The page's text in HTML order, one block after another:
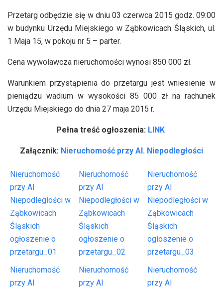
Przetarg odbędzie się w dniu 03 czerwca 2015 godz. 09:00
w budynku Urzędu Miejskiego w Ząbkowicach Śląskich, ul.
1 Maja 15, w pokoju nr 5 – parter.
Cena wywoławcza nieruchomości wynosi 850 000 zł.
Warunkiem przystąpienia do przetargu jest wniesienie w
pieniądzu wadium w wysokości 85 000 zł na rachunek
Urzędu Miejskiego do dnia 27 maja 2015 r.
Pełna treść ogłoszenia: LINK
Załącznik: Nieruchomość przy Al. Niepodległości
Nieruchomość
przy Al
Niepodległości w
Ząbkowicach
Śląskich
ogłoszenie o
przetargu_01
Nieruchomość
przy Al
Niepodległości w
Ząbkowicach
Śląskich
ogłoszenie o
przetargu_02
Nieruchomość
przy Al
Niepodległości w
Ząbkowicach
Śląskich
ogłoszenie o
przetargu_03
Nieruchomość
przy Al
Nieruchomość
przy Al
Nieruchomość
przy Al